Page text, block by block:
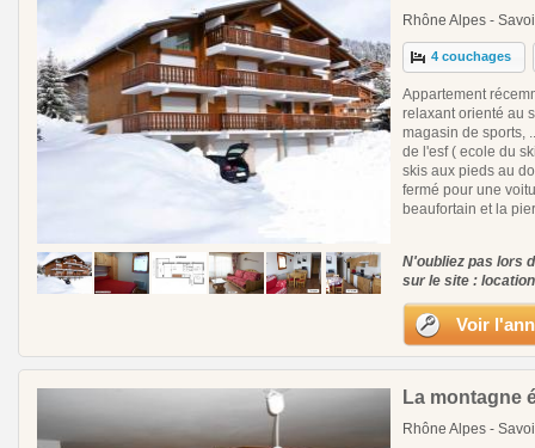
Rhône Alpes -
4 couchages
Appartement
relaxant orienté au
magasin de sports,
de l'esf ( ecole du
skis aux pieds au
fermé pour une
beaufortain et la
N'oubliez pas lors
sur le site :
Voir
La montagne
Rhône Alpes -